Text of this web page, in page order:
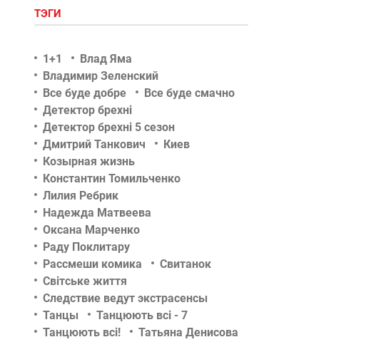
ТЭГИ
1+1
Влад Яма
Владимир Зеленский
Все буде добре
Все буде смачно
Детектор брехні
Детектор брехні 5 сезон
Дмитрий Танкович
Киев
Козырная жизнь
Константин Томильченко
Лилия Ребрик
Надежда Матвеева
Оксана Марченко
Раду Поклитару
Рассмеши комика
Свитанок
Світське життя
Следствие ведут экстрасенсы
Танцы
Танцюють всі - 7
Танцюють всі!
Татьяна Денисова